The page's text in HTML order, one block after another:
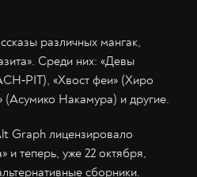
различных мангак,
Среди них: «Девы
«Хвост феи» (Хиро
Накамура) и другие.
Graph лицензировало
и теперь, уже 22 октября,
сборники.